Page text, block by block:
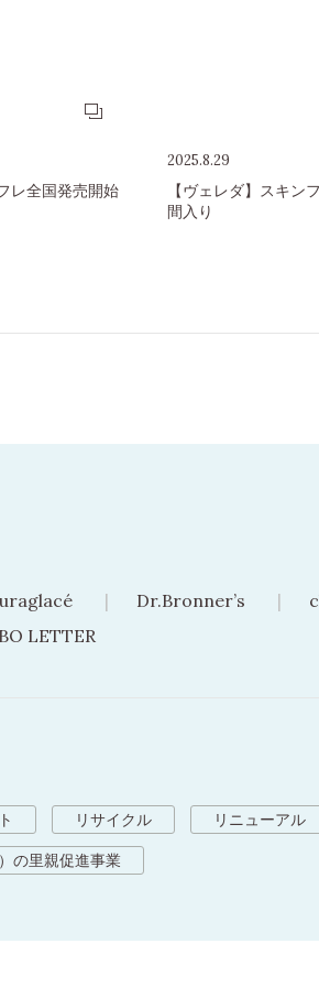
レ全国発売開始
2025.8.29
【ヴェレダ】スキン
間入り
Dr.Bronner’s
LETTER
リサイクル リニューアル
の里親促進事業